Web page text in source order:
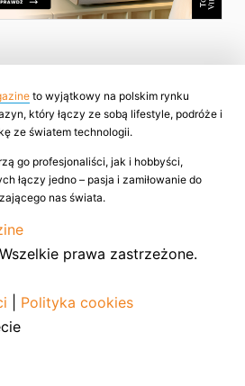
to wyjątkowy na polskim rynku
który łączy ze sobą lifestyle, podróże i
ze światem technologii.
go profesjonaliści, jak i hobbyści,
łączy jedno – pasja i zamiłowanie do
nas świata.
prawa zastrzeżone.
Polityka cookies